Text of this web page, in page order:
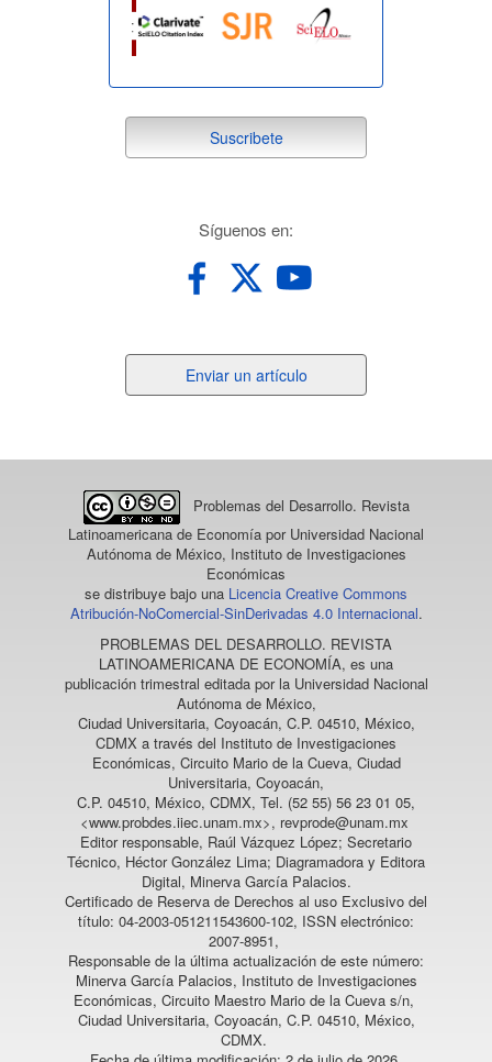
suscribete
Suscribete
Síguenos en:
un
Enviar un artículo
Problemas del Desarrollo. Revista
Latinoamericana de Economía por Universidad Nacional
Autónoma de México, Instituto de Investigaciones
Económicas
se distribuye bajo una Licencia Creative Commons
Atribución-NoComercial-SinDerivadas 4.0 Internacional.
PROBLEMAS DEL DESARROLLO. REVISTA
LATINOAMERICANA DE ECONOMÍA, es una
publicación trimestral editada por la Universidad Nacional
Autónoma de México,
Ciudad Universitaria, Coyoacán, C.P. 04510, México,
CDMX a través del Instituto de Investigaciones
Económicas, Circuito Mario de la Cueva, Ciudad
Universitaria, Coyoacán,
C.P. 04510, México, CDMX, Tel. (52 55) 56 23 01 05,
<www.probdes.iiec.unam.mx>, revprode@unam.mx
Editor responsable, Raúl Vázquez López; Secretario
Técnico, Héctor González Lima; Diagramadora y Editora
Digital, Minerva García Palacios.
Certificado de Reserva de Derechos al uso Exclusivo del
título: 04-2003-051211543600-102, ISSN electrónico:
2007-8951,
Responsable de la última actualización de este número:
Minerva García Palacios, Instituto de Investigaciones
Económicas, Circuito Maestro Mario de la Cueva s/n,
Ciudad Universitaria, Coyoacán, C.P. 04510, México,
CDMX.